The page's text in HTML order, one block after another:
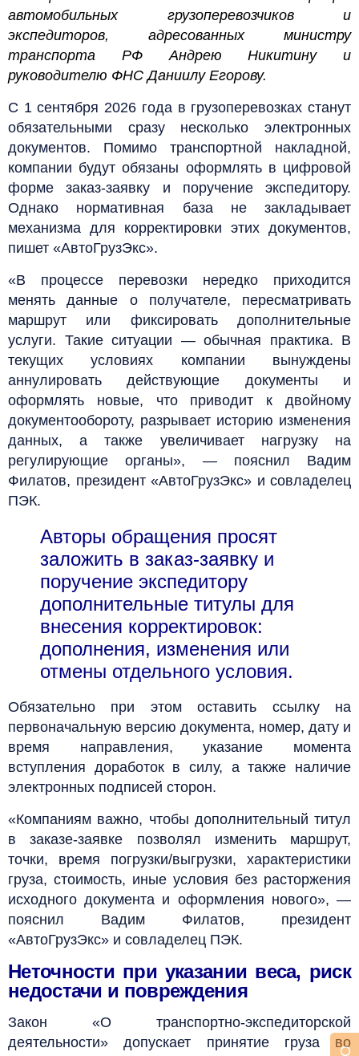
автомобильных грузоперевозчиков и
экспедиторов, адресованных министру
транспорта РФ Андрею Никитину и
руководителю ФНС Даниилу Егорову.
С 1 сентября 2026 года в грузоперевозках станут
обязательными сразу несколько электронных
документов. Помимо транспортной накладной,
компании будут обязаны оформлять в цифровой
форме заказ-заявку и поручение экспедитору.
Однако нормативная база не закладывает
механизма для корректировки этих документов,
пишет «АвтоГрузЭкс».
«В процессе перевозки нередко приходится
менять данные о получателе, пересматривать
маршрут или фиксировать дополнительные
услуги. Такие ситуации — обычная практика. В
текущих условиях компании вынуждены
аннулировать действующие документы и
оформлять новые, что приводит к двойному
документообороту, разрывает историю изменения
данных, а также увеличивает нагрузку на
регулирующие органы», — пояснил Вадим
Филатов, президент «АвтоГрузЭкс» и совладелец
ПЭК.
Авторы обращения просят
заложить в заказ-заявку и
поручение экспедитору
дополнительные титулы для
внесения корректировок:
дополнения, изменения или
отмены отдельного условия.
Обязательно при этом оставить ссылку на
первоначальную версию документа, номер, дату и
время направления, указание момента
вступления доработок в силу, а также наличие
электронных подписей сторон.
«Компаниям важно, чтобы дополнительный титул
в заказе-заявке позволял изменить маршрут,
точки, время погрузки/выгрузки, характеристики
груза, стоимость, иные условия без расторжения
исходного документа и оформления нового», —
пояснил Вадим Филатов, президент
«АвтоГрузЭкс» и совладелец ПЭК.
Неточности при указании веса, риск
недостачи и повреждения
Закон «О транспортно-экспедиторской
деятельности» допускает принятие груза во